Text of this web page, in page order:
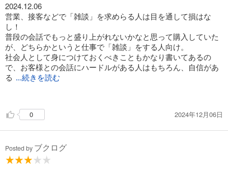
見返すくらいでOK。
• 基本、相手をのせるというのがベースで、全ての技術もそれ
が前提な気がする。
2024.12.06
営業、接客などで「雑談」を求めらる人は目を通して損はな
し！
普段の会話でもっと盛り上がれないかなと思って購入していた
が、どちらかというと仕事で「雑談」をする人向け。
社会人として身につけておくべきこともかなり書いてあるの
で、お客様との会話にハードルがある人はもちろん、自信があ
る ...続きを読む
るのではないかと感じた。
たまに読み直して、自分の弱点を見つけ直すのにも使える。
0 2024年12月06日
Posted by ブクログ